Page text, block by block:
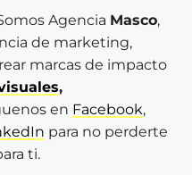
Agencia Masco,
de marketing,
marcas de impacto
,
en Facebook,
para no perderte
ti.